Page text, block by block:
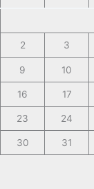
2 3
9 10
16 17
23 24
30 31